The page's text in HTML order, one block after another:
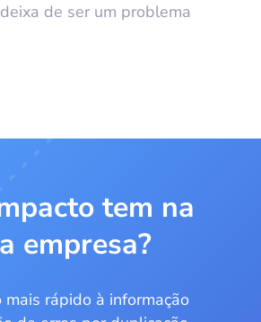
de ser um problema
tem na
empresa?
mais rápido à informação